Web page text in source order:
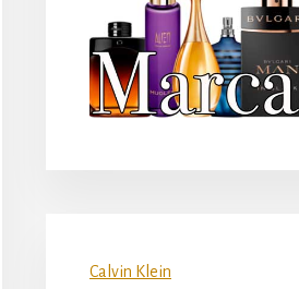
Calvin Klein